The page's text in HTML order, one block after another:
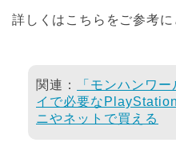
詳しくはこちらをご参考に
関連：
「モンハンワ
イで必要な
ニやネットで買える